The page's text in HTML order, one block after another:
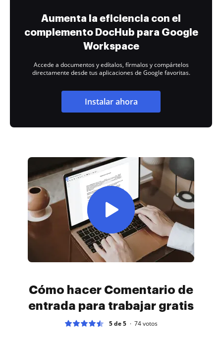
Aumenta la eficiencia con el
complemento DocHub para Google
Workspace
Accede a documentos y edítalos, fírmalos y compártelos
directamente desde tus aplicaciones de Google favoritas.
Instalar ahora
Cómo hacer Comentario de
entrada para trabajar gratis
5 de 5 74votos